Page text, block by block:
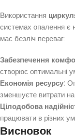
Використання
системах опалення є
має безліч переваг:
Забезпечення
створює оптимальні
Економія ресурсу:
зменшуєте витрати
Цілодобова
працювати в різних
Висновок